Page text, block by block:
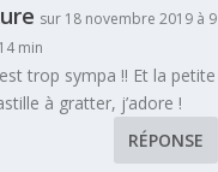
sur 18 novembre 2019 à 9
min
trop sympa !! Et la petite
à gratter, j’adore !
RÉPONSE